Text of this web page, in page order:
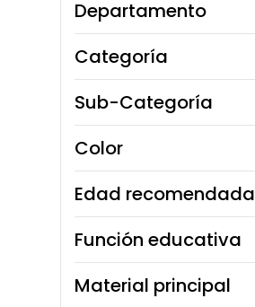
Departamento
Monkey Market
Toy Logic
Categoría
Sub-Categoría
Sets y Manualidades
Color
Edad recomendada
3 a 5 años
6 a 8 años
9 a 12 años
13 años en adelante
Función educativa
Motricidad
Creatividad
Material principal
10 . bloques